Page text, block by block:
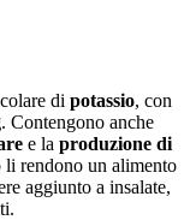
di potassio, con
. Contengono anche
e la produzione di
li rendono un alimento
aggiunto a insalate,